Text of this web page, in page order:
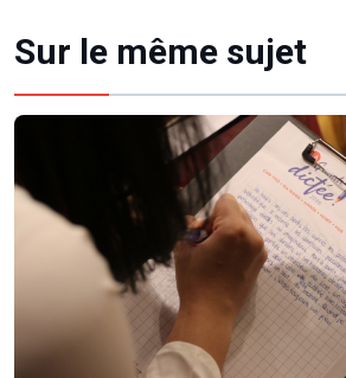
Sur le même sujet